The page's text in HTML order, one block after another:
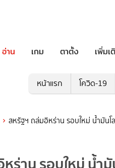
อ่าน เกม ตาตั้ง เพิ่มเ
หน้าแรก โควิด-19
สหรัฐฯ ถล่มอิหร่าน รอบใหม่ น้ำมัน